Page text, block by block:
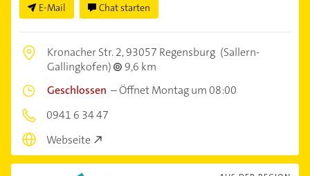
E-Mail Chat starten
Kronacher Str. 2,93057 Regensburg (Sallern-
Gallingkofen)
9,6 km
Geschlossen –Öffnet Montag um 08:00
0941 6 34 47
Webseite